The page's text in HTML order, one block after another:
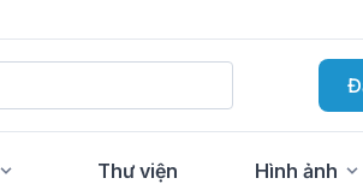
Thư viện Hình ảnh